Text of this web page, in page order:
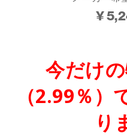
¥
今だけ
（2.99％
り